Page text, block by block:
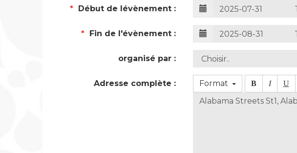
* Début de lévènement :
* Fin de l'évènement :
organisé par :
Adresse complète : Format B I U